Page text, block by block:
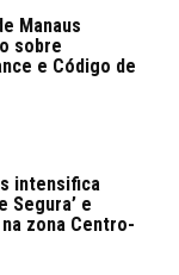
Manaus
sobre
e Código de
intensifica
Segura’ e
zona Centro-